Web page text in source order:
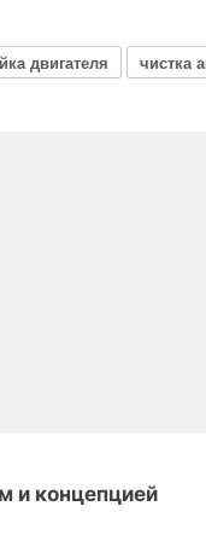
двигателя чистка
и концепцией